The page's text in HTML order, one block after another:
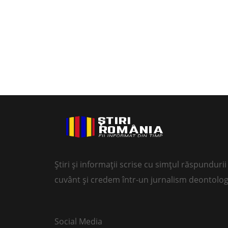
Știri și informații scrise cu simțul
cuvânt și credem într-un jurnalism
Social Media